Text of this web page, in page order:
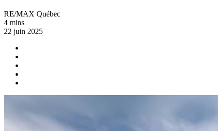
RE/MAX Québec
4 mins
22 juin 2025